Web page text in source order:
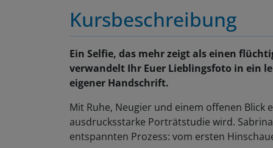
Kursbeschreibung
Ein Selfie, das mehr zeigt als einen
verwandelt Ihr Euer Lieblingsfoto in ein
eigener Handschrift.
Mit Ruhe, Neugier und einem offenen Blick
ausdrucksstarke Porträtstudie wird.
entspannten Prozess: vom ersten